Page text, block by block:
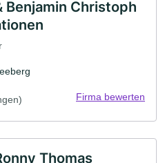
Benjamin Christoph
Firma bewerten
Thomas